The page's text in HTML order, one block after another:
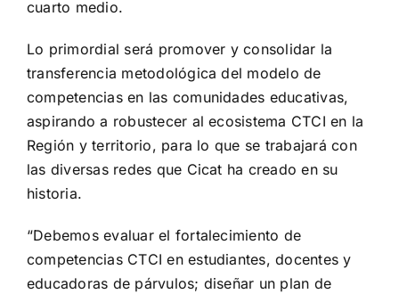
cuarto medio.
Lo primordial será promover y consolidar la
transferencia metodológica del modelo de
competencias en las comunidades educativas,
aspirando a robustecer al ecosistema CTCI en la
Región y territorio, para lo que se trabajará con
las diversas redes que Cicat ha creado en su
historia.
“Debemos evaluar el fortalecimiento de
competencias CTCI en estudiantes, docentes y
educadoras de párvulos; diseñar un plan de